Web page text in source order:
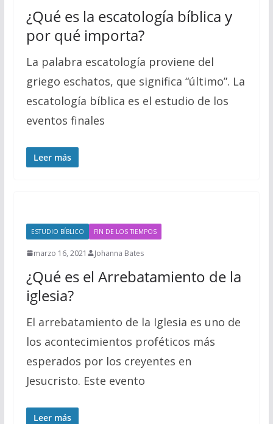
¿Qué es la escatología bíblica y
por qué importa?
La palabra escatología proviene del
griego eschatos, que significa “último”. La
escatología bíblica es el estudio de los
eventos finales
Leer más
ESTUDIO BÍBLICO FIN DE LOS TIEMPOS
marzo 16, 2021 Johanna Bates
¿Qué es el Arrebatamiento de la
iglesia?
El arrebatamiento de la Iglesia es uno de
los acontecimientos proféticos más
esperados por los creyentes en
Jesucristo. Este evento
Leer más